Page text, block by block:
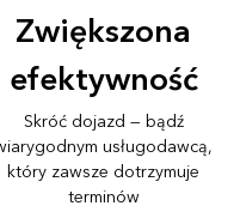
Zwiększona
efektywność
Skróć dojazd — bądź
usługodawcą,
który zawsze dotrzymuje
terminów